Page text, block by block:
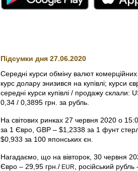
Підсумки дня 27.06.2020
Середні курси обміну валют
курс долару знизився на купівлі; курси
середні курси купівлі / продажу
0,34 / 0,3895 грн. за рубль.
На світових ринках 27 червня 2020 о
за 1 Євро, GBP – $1,2338 за 1 фунт
$0,933 за 100 японських єн.
Нагадаємо, що на вівторок, 30 червня
Євро – 29,95 грн./ EUR , російський